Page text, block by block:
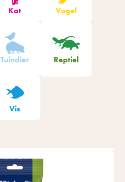
Kat Vogel
Tuindier Reptiel
Vis